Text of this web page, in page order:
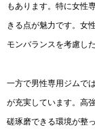
もあります。特に女性
きる点が魅力です。女
モンバランスを考慮し
一方で男性専用ジムで
が充実しています。高
磋琢磨できる環境が整